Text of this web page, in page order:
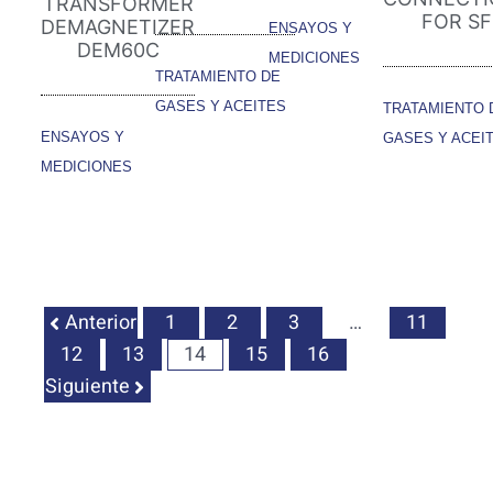
DEMAGNETIZER
DEM60C
ENSAYOS Y
MEDICIONES
TRATAMIENTO DE
GASES Y ACEITES
ENSAYOS Y
MEDICIONES
FOR SF
TRATAMIENTO
GASES Y
Anterior 1 2 3 …
11
12
13 14 15
16
Siguiente